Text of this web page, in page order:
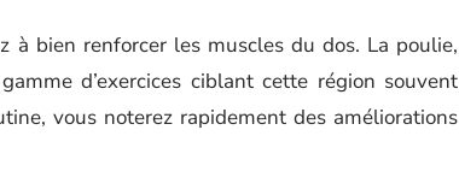
à bien renforcer les muscles du dos. La poulie,
d’exercices ciblant cette région souvent
vous noterez rapidement des améliorations